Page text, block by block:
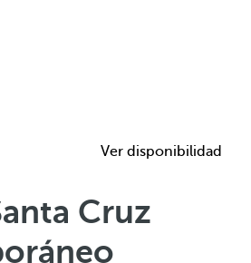
Ver disponibilidad
Cruz